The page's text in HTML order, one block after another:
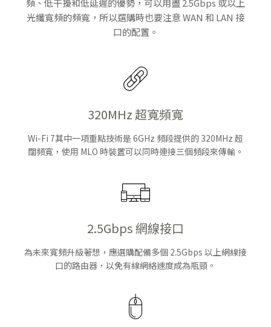
頻、低干擾和低延遲的優勢，可以用盡 2.5Gbps 或以上
光纖寬頻的頻寬，所以選購時也要注意 WAN 和 LAN 接
口的配置。
320MHz 超寬頻寬
Wi-Fi 7其中一項重點技術是 6GHz 頻段提供的 320MHz 超
闊頻寬，使用 MLO 時裝置可以同時連接三個頻段來傳輸。
2.5Gbps 網線接口
為未來寬頻升級著想，應選購配備多個 2.5Gbps 以上網線接
口的路由器，以免有線網絡速度成為瓶頸。